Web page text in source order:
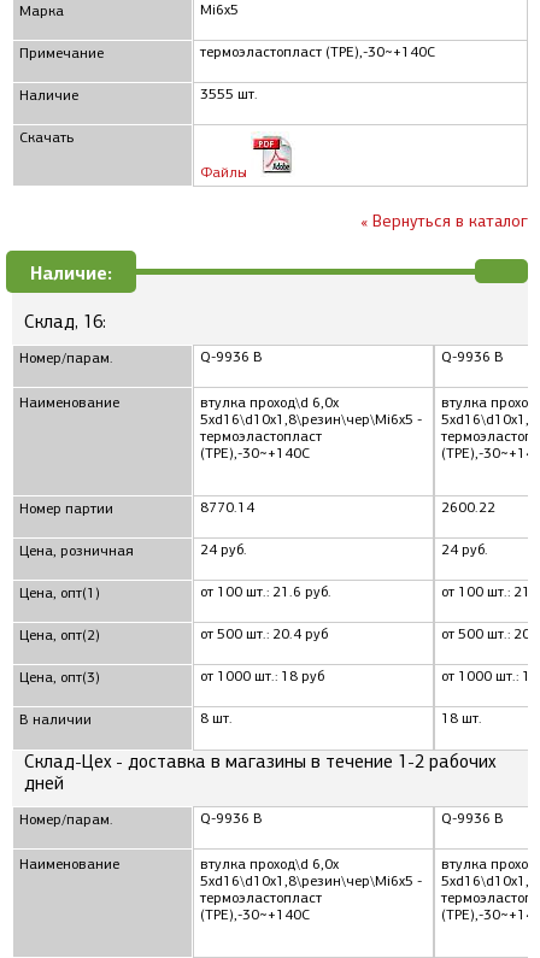
Марка
Примечание
Наличие
Скачать
Mi6x5
термоэластопласт (TPE),-30~+140C
3555 шт.
Файлы
« Вернуться в каталог
Наличие:
Склад, 16:
Номер/парам.
Наименование
Номер партии
Цена, розничная
Цена, опт(1)
Цена, опт(2)
Цена, опт(3)
В наличии
Q-9936 B
втулка проход\d 6,0x
5xd16\d10x1,8\резин\чер\Mi6x5 -
термоэластопласт
(TPE),-30~+140C
8770.14
24 руб.
от 100 шт.: 21.6 руб.
от 500 шт.: 20.4 руб
от 1000 шт.: 18 руб
8 шт.
Q-9936 B
втулка
(TPE),-
2600.22
24 руб.
от 100 шт.:
от 500 шт.:
от 1000 шт.:
18 шт.
Склад-Цех - доставка в магазины в течение 1-2 рабочих
дней
Номер/парам.
Наименование
Q-9936 B
втулка проход\d 6,0x
5xd16\d10x1,8\резин\чер\Mi6x5 -
термоэластопласт
(TPE),-30~+140C
Q-9936 B
втулка
(TPE),-